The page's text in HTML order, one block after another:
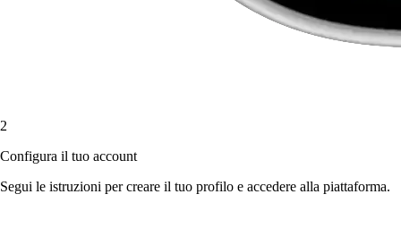
2
Configura il tuo account
Segui le istruzioni per creare il tuo profilo e accedere alla piattaforma.